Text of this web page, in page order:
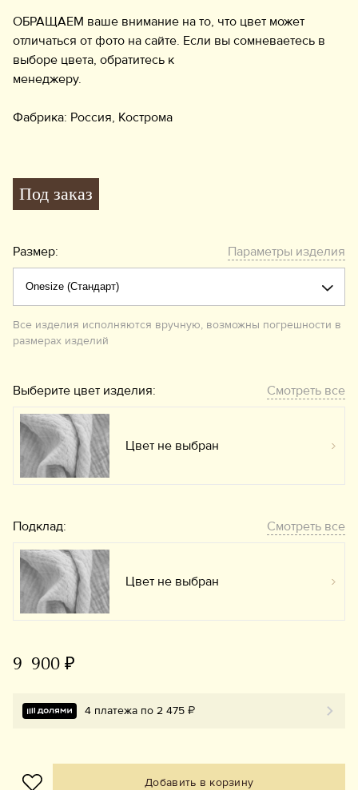
ОБРАЩАЕМ ваше внимание на то, что цвет может
отличаться от фото на сайте. Если вы сомневаетесь в
выборе цвета, обратитесь к
менеджеру.
Фабрика: Россия, Кострома
Под заказ
Размер: Параметры изделия
Все изделия исполняются вручную, возможны погрешности в
размерах изделий
Выберите цвет изделия: Смотреть все
Цвет не выбран
Подклад: Смотреть все
Цвет не выбран
9 900 ₽
4 платежа по 2 475 ₽
Добавить в корзину